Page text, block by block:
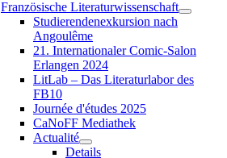
Französische Literaturwissenschaft
Studierendenexkursion nach
Angoulême
21. Internationaler Comic-Salon
Erlangen 2024
LitLab – Das Literaturlabor des
FB10
Journée d'études 2025
CaNoFF Mediathek
Actualité
Details